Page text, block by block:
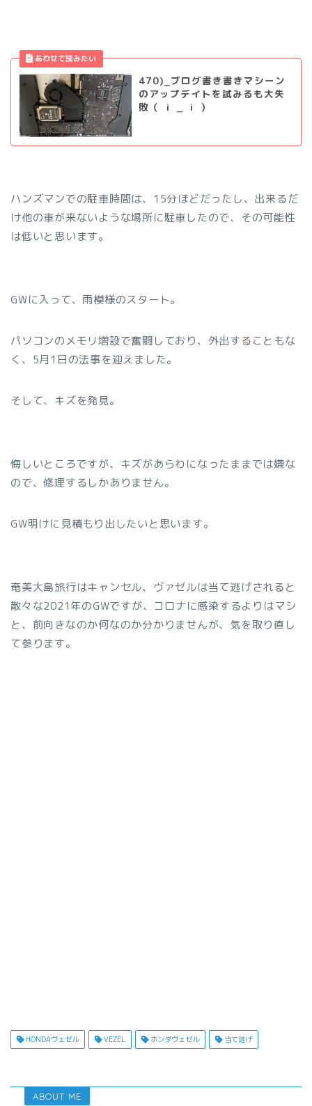
470)_ブログ書き書きマシーン
のアップデイトを試みるも大失
敗（ ｉ _ ｉ ）
ハンズマンでの駐車時間は、15分ほどだったし、出来るだ
け他の車が来ないような場所に駐車したので、その可能性
は低いと思います。
GWに入って、雨模様のスタート。
パソコンのメモリ増設で奮闘しており、外出することもな
く、5月1日の法事を迎えました。
そして、キズを発見。
悔しいところですが、キズがあらわになったままでは嫌な
ので、修理するしかありません。
GW明けに見積もり出したいと思います。
奄美大島旅行はキャンセル、ヴァゼルは当て逃げされると
散々な2021年のGWですが、コロナに感染するよりはマシ
と、前向きなのか何なのか分かりませんが、気を取り直し
て参ります。
HONDAヴェゼル VEZEL ホンダヴェゼル 当て逃げ
ABOUT ME